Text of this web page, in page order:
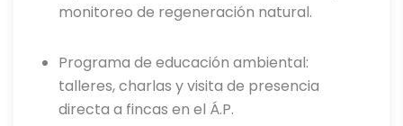
monitoreo de regeneración natural.
Programa de educación ambiental:
talleres, charlas y visita de presencia
directa a fincas en el Á.P.